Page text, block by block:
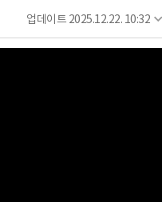
업데이트 2025.12.22. 10:32